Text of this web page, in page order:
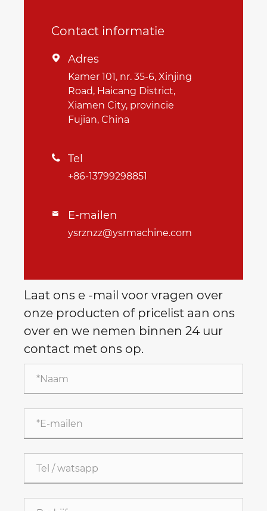
Contact informatie
 Adres
Kamer 101, nr. 35-6, Xinjing
Road, Haicang District,
Xiamen City, provincie
Fujian, China
 Tel
+86-13799298851
 E-mailen
ysrznzz@ysrmachine.com
Laat ons e -mail voor vragen over
onze producten of pricelist aan ons
over en we nemen binnen 24 uur
contact met ons op.